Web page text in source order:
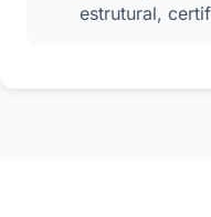
estrutural,